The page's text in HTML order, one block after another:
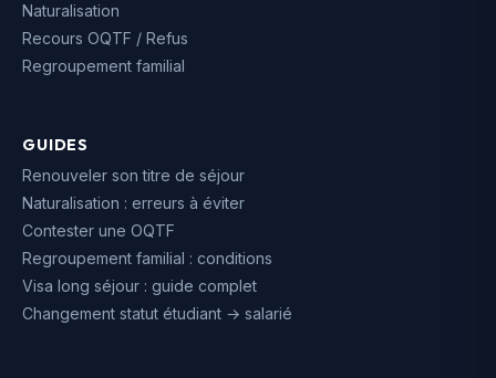
Naturalisation
Recours OQTF / Refus
Regroupement familial
GUIDES
Renouveler son titre de séjour
Naturalisation : erreurs à éviter
Contester une OQTF
Regroupement familial : conditions
Visa long séjour : guide complet
Changement statut étudiant → salarié